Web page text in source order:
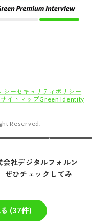
会社デジタルフォルン
ぜひチェックしてみ
(37件)
シーセキュリティポリシー
サイトマップGreen Identity
Reserved.
制（土日）・祝日／月残業20時
門性を活かしながら企画領域に